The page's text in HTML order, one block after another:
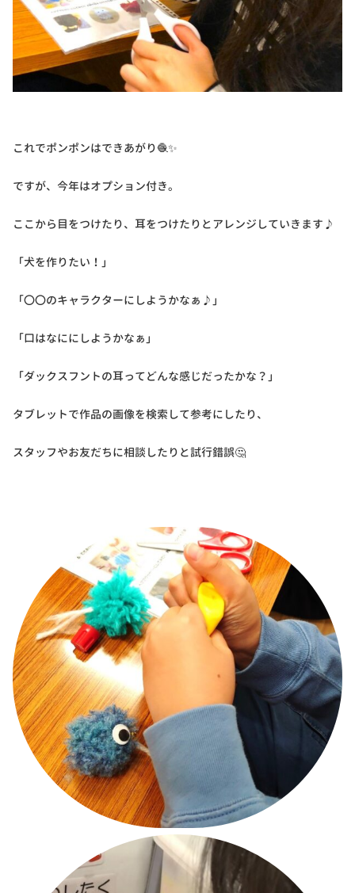
これでポンポンはできあがり🧶✨
ですが、今年はオプション付き。
ここから目をつけたり、耳をつけたりとアレンジしていきます♪
「犬を作りたい！」
「〇〇のキャラクターにしようかなぁ♪」
「口はなににしようかなぁ」
「ダックスフントの耳ってどんな感じだったかな？」
タブレットで作品の画像を検索して参考にしたり、
スタッフやお友だちに相談したりと試行錯誤🤔